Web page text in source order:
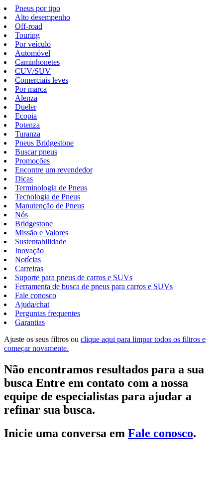
Pneus por tipo
Alto desempenho
Off-road
Touring
Por veículo
Automóvel
Caminhonetes
CUV/SUV
Comerciais leves
Por marca
Alenza
Dueler
Ecopia
Potenza
Turanza
Pneus Bridgestone
Buscar pneus
Promoções
Encontre um revendedor
Dicas
Terminologia de Pneus
Tecnologia de Pneus
Manutenção de Pneus
Nós
Bridgestone
Missão e Valores
Sustentabilidade
Inovação
Notícias
Carreiras
Suporte para pneus de carros e SUVs
Ferramenta de busca de pneus para carros e SUVs
Fale conosco
Ajuda/chat
Perguntas frequentes
Garantias
Ajuste os seus filtros ou clique aqui para limpar todos os filtros e
começar novamente.
Não encontramos resultados para a sua
busca Entre em contato com a nossa
equipe de especialistas para ajudar a
refinar sua busca.
Inicie uma conversa em Fale conosco.